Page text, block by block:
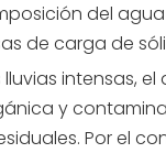
del
de carga de
intensas,
y
Por el